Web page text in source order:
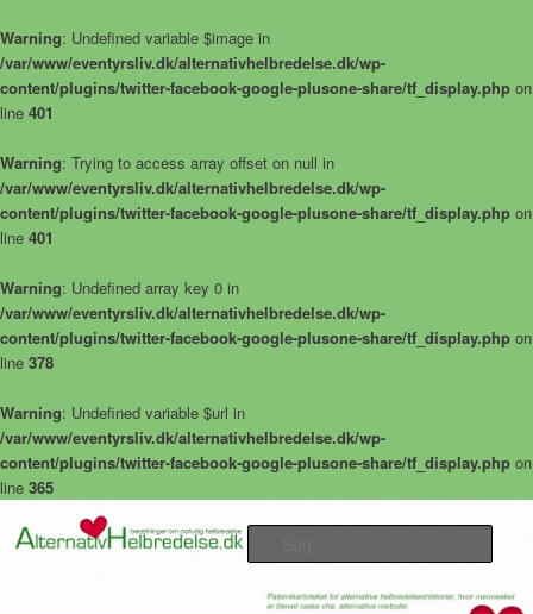
Warning: Undefined variable $image in
/var/www/eventyrsliv.dk/alternativhelbredelse.dk/wp-
content/plugins/twitter-facebook-google-plusone-share/tf_display.php on
line 401
Warning: Trying to access array offset on null in
/var/www/eventyrsliv.dk/alternativhelbredelse.dk/wp-
content/plugins/twitter-facebook-google-plusone-share/tf_display.php on
line 401
Warning: Undefined array key 0 in
/var/www/eventyrsliv.dk/alternativhelbredelse.dk/wp-
content/plugins/twitter-facebook-google-plusone-share/tf_display.php on
line 378
Warning: Undefined variable $url in
/var/www/eventyrsliv.dk/alternativhelbredelse.dk/wp-
content/plugins/twitter-facebook-google-plusone-share/tf_display.php on
line 365
Alternativ Helbredelse – beretninger
Alternative helbredelseshistorier – naturlig helbredelse